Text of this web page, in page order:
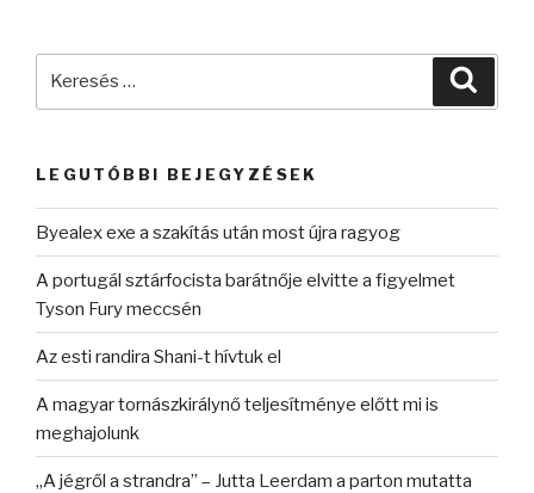
LEGUTÓBBI BEJEGYZÉSEK
Byealex exe a szakítás után most újra ragyog
A portugál sztárfocista barátnője elvitte a figyelmet
Tyson Fury meccsén
Az esti randira Shani-t hívtuk el
A magyar tornászkirálynő teljesítménye előtt mi is
meghajolunk
„A jégről a strandra” – Jutta Leerdam a parton mutatta